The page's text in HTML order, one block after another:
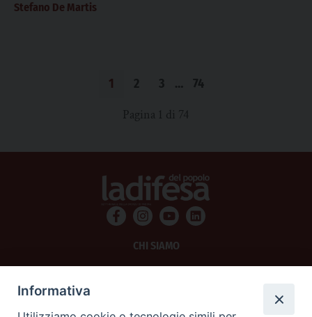
Stefano De Martis
1 2 3 … 74
Pagina 1 di 74
CHI SIAMO
Informativa